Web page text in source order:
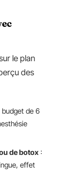
le plan
des
de 6
de botox :
effet